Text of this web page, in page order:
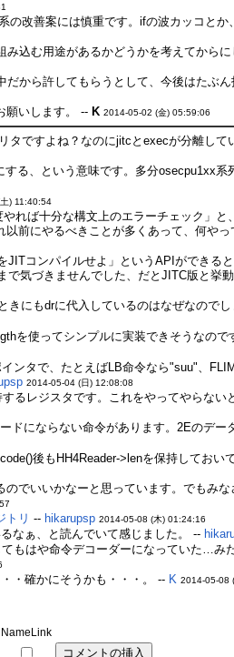
の改善案には慎重です。ifの波カッコとか
込む用途があるかどうかを考えてから
から許してもらうとして、今後はたぶ
願いします。 --K 2014-05-02 (金) 05:59:06
タですよね？なのにjitcとexecが分離して
る、という意味です。多分osecpu1xx系
) 11:40:54
れば十分な構文上のエラーチェック」と
前にやるべきことが多くあって、何や
コンパイルせよ」というAPIができる
気づきませんでした、だとJITC版と挙
にもdrに代入しているのはなぜなので
を使ってシンプルに実装できそうなの
タで、たとえばLB命令なら"suu"、
2014-05-04 (日) 12:08:08
るレジスタです。これをやってやらない
ドにならない命令があります。2Eのデ
後もHH4Reader->lenを保持しておい
でいいかなーと思っています。でもみ
トリ -- hikarupsp 2014-05-08 (木) 01:24:16
なぁ、と読んでいて感じました。 --
もはや命令デコーダーになっていた…み
・確かにそうかも・・・。 -- K 2014-05-08
NameLink